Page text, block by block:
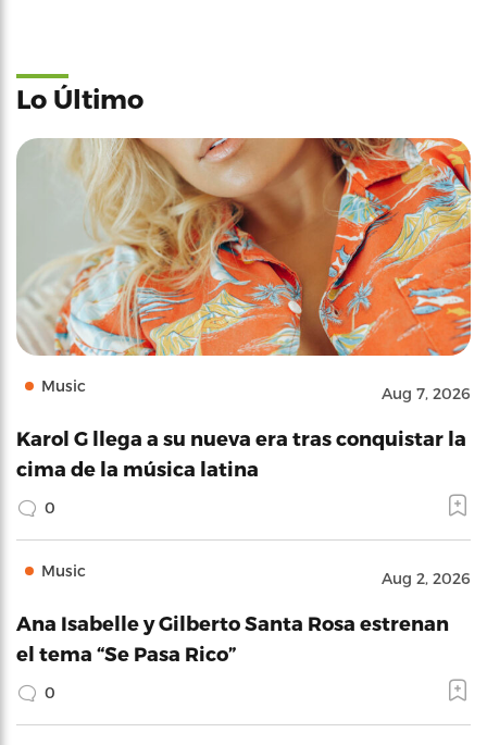
Lo Último
Music Aug 7, 2026
Karol G llega a su nueva era tras conquistar la
cima de la música latina
0
Music Aug 2, 2026
Ana Isabelle y Gilberto Santa Rosa estrenan
el tema “Se Pasa Rico”
0